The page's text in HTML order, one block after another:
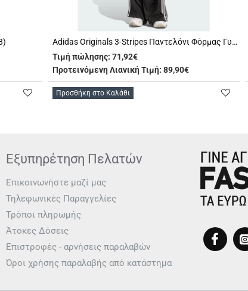
Adidas Originals 3-Stripes Παντελόνι Φόρμας Γυναικείο (KE9790)
Τιμή πώλησης: 71,92€
Προτεινόμενη Λιανική Τιμή: 89,90€
Προσθήκη στο Καλάθι
Εξυπηρέτηση Πελατών
Επικοινωνήστε μαζί μας
Τηλεφωνικές Παραγγελίες
Τρόποι πληρωμής
Άτοκες Δόσεις
Επιστροφές - αρνήσεις παραλαβών
Όροι χρήσης παραλαβής από κατάστημα